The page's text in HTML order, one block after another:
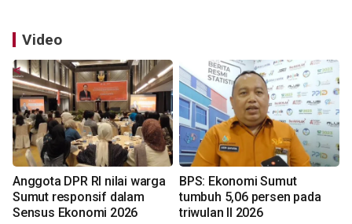
Video
Anggota DPR RI nilai warga
Sumut responsif dalam
Sensus Ekonomi 2026
BPS: Ekonomi Sumut
tumbuh 5,06 persen pada
triwulan II 2026